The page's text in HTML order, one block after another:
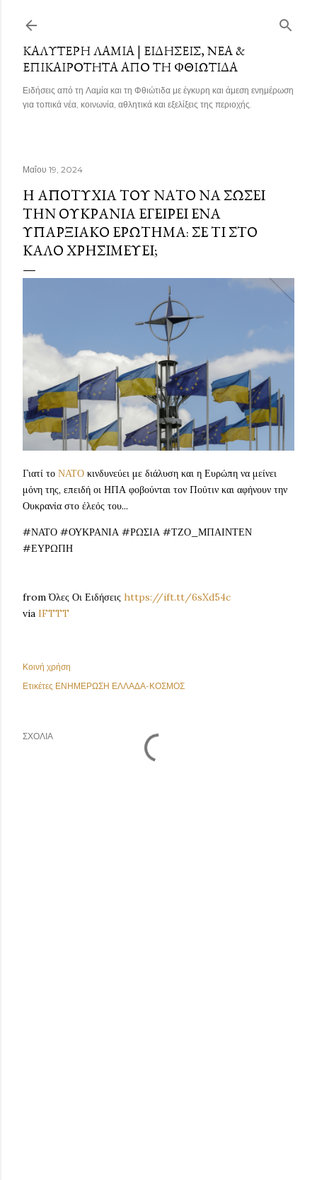
ΚΑΛΎΤΕΡΗ ΛΑΜΊΑ | ΕΙΔΉΣΕΙΣ, ΝΈΑ &
ΕΠΙΚΑΙΡΌΤΗΤΑ ΑΠΌ ΤΗ ΦΘΙΏΤΙΔΑ
Ειδήσεις από τη Λαμία και τη Φθιώτιδα με έγκυρη και άμεση ενημέρωση
για τοπικά νέα, κοινωνία, αθλητικά και εξελίξεις της περιοχής.
Μαΐου 19, 2024
Η ΑΠΟΤΥΧΊΑ ΤΟΥ ΝΑΤΟ ΝΑ ΣΏΣΕΙ
ΤΗΝ ΟΥΚΡΑΝΊΑ ΕΓΕΊΡΕΙ ΈΝΑ
ΥΠΑΡΞΙΑΚΌ ΕΡΏΤΗΜΑ: ΣΕ ΤΙ ΣΤΟ
ΚΑΛΌ ΧΡΗΣΙΜΕΎΕΙ;
Γιατί το ΝΑΤΟ κινδυνεύει με διάλυση και η Ευρώπη να μείνει
μόνη της, επειδή οι ΗΠΑ φοβούνται τον Πούτιν και αφήνουν την
Ουκρανία στο έλεός του...
#ΝΑΤΟ #ΟΥΚΡΑΝΙΑ #ΡΩΣΙΑ #ΤΖΟ_ΜΠΑΙΝΤΕΝ
#ΕΥΡΩΠΗ
from Όλες Οι Ειδήσεις https://ift.tt/6sXd54c
via IFTTT
Κοινή χρήση
Ετικέτες ΕΝΗΜΕΡΩΣΗ ΕΛΛΑΔΑ-ΚΟΣΜΟΣ
ΣΧΌΛΙΑ